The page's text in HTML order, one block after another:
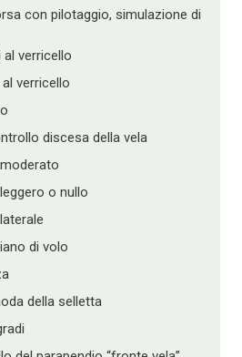
con pilotaggio, simulazione di
verricello
verricello
discesa della vela
o nullo
di volo
della selletta